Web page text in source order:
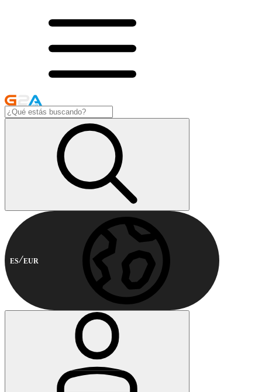
ES EUR